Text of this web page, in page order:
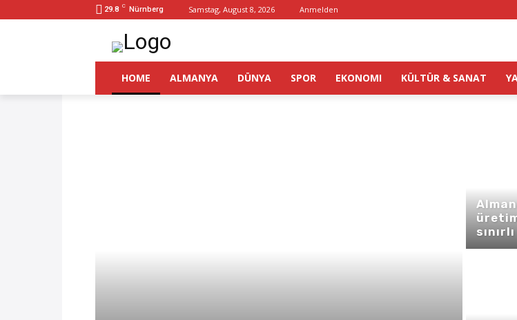
29.8 C Nürnberg Samstag, August 8, 2026 Anmelden
HOME ALMANYA DÜNYA SPOR EKONOMI KÜLTÜR & SANAT